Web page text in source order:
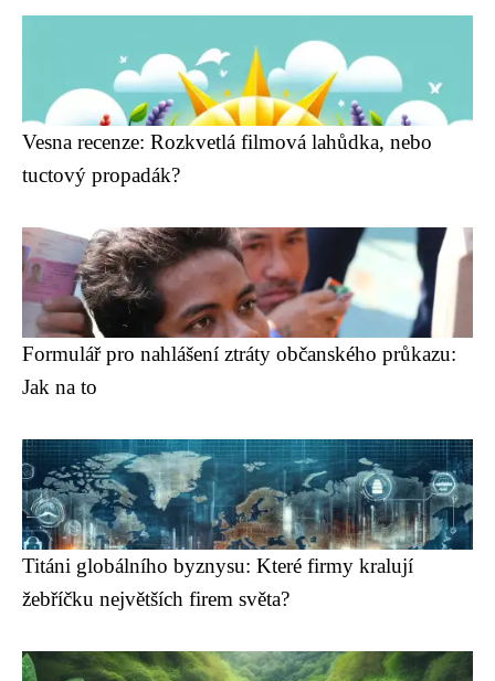
Vesna recenze: Rozkvetlá filmová lahůdka, nebo
tuctový propadák?
Formulář pro nahlášení ztráty občanského průkazu:
Jak na to
Titáni globálního byznysu: Které firmy kralují
žebříčku největších firem světa?